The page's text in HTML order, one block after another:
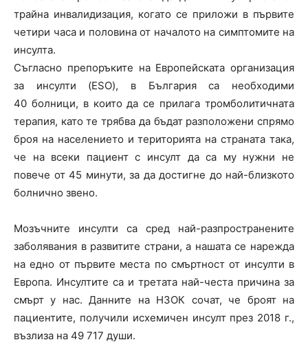
трайна инвалидизация, когато се приложи в първите
четири часа и половина от началото на симптомите на
инсулта.
Съгласно препоръките на Европейската организация
за инсулти (ESO), в България са необходими
40 болници, в които да се прилага тромболитичната
терапия, като те трябва да бъдат разположени спрямо
броя на населението и територията на страната така,
че на всеки пациент с инсулт да са му нужни не
повече от 45 минути, за да достигне до най-близкото
болнично звено.
Мозъчните инсулти са сред най-разпространените
заболявания в развитите страни, а нашата се нарежда
на едно от първите места по смъртност от инсулти в
Европа. Инсултите са и третата най-честа причина за
смърт у нас. Данните на НЗОК сочат, че броят на
пациентите, получили исхемичен инсулт през 2018 г.,
възлиза на 49 717 души.